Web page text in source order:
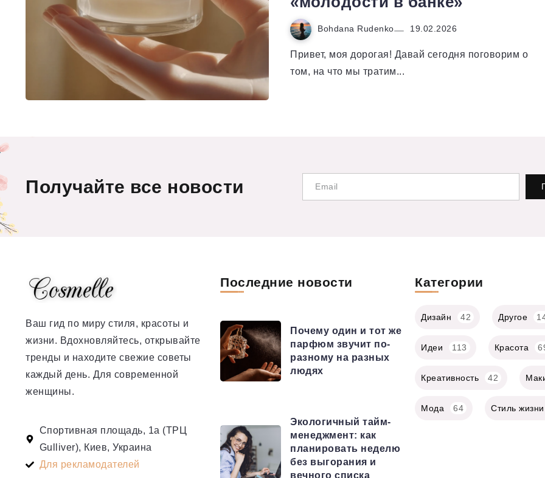
Bohdana Rudenko 19.02.2026
Привет, моя дорогая! Давай сегодня поговорим о
том, на что мы тратим...
Получайте все новости
Ваш гид по миру стиля, красоты и
жизни. Вдохновляйтесь, открывайте
тренды и находите свежие советы
каждый день. Для современной
женщины.
Спортивная площадь, 1а (ТРЦ
Gulliver), Киев, Украина
Для рекламодателей
Последние новости
Почему один и тот же
парфюм звучит по-
разному на разных
людях
Экологичный тайм-
менеджмент: как
планировать неделю
без выгорания и
вечного списка
Категории
Дизайн 42 Другое
Идеи 113 Красота
Креативность 42
Мода 64 Стиль жизни